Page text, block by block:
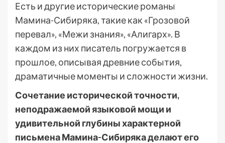
Есть и другие исторические романы
Мамина-Сибиряка, такие как «Грозовой
перевал», «Межи знания», «Алигарх». В
каждом из них писатель погружается в
прошлое, описывая древние события,
драматичные моменты и сложности жизни.
Сочетание исторической точности,
неподражаемой языковой мощи и
удивительной глубины характерной
письмена Мамина-Сибиряка делают его